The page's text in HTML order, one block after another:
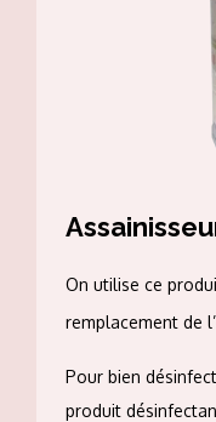
On utilise ce
remplacement de
Pour bien
produit